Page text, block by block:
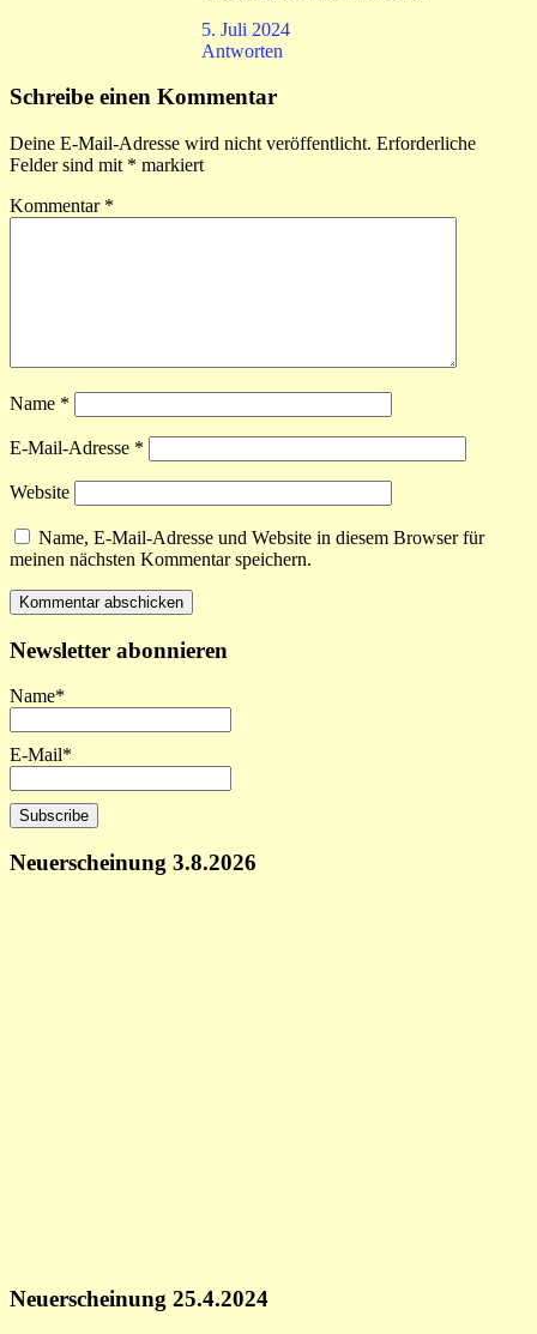
5. Juli 2024
Antworten
Schreibe einen Kommentar
Deine E-Mail-Adresse wird nicht veröffentlicht. Erforderliche
Felder sind mit * markiert
Kommentar *
Name *
E-Mail-Adresse *
Website
Name, E-Mail-Adresse und Website in diesem Browser für
meinen nächsten Kommentar speichern.
Newsletter abonnieren
Name*
E-Mail*
Neuerscheinung 3.8.2026
Neuerscheinung 25.4.2024